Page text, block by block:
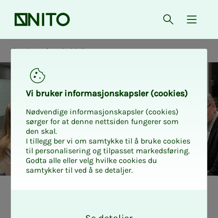
Forsiden Åpne søk
{
Nyheter fra arbeidslivet
Vi bru­ker in­for­ma­sjons­kaps­ler (cookies)
Nødvendige informasjonskapsler (cookies)
sørger for at denne nettsiden fungerer som
den skal.
I tillegg ber vi om samtykke til å bruke cookies
til personalisering og tilpasset markedsføring.
Godta alle eller velg hvilke cookies du
samtykker til ved å se detaljer.